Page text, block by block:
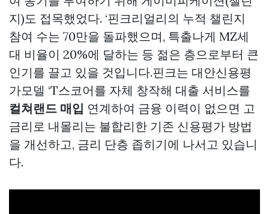
지)도 접목했었다. ‘핀크리얼리의 누적 챌린지
참여 수는 70만을 돌파했으며, 특출나게 MZ세
대 비율이 20%에 달하는 등 젊은 층으로부터 큰
인기를 끌고 있을 것입니다.핀크는 대안신용평
가모델 ‘T스코어를 자체 창작해 대출 서비스를
컬쳐랜드 매입 연계하여 금융 이력이 없으면 고
금리로 내몰리는 불합리한 기존 신용평가 방법
을 개선하고, 금리 단층 좁히기에 나서고 있습니
다.